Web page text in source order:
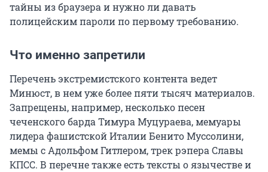
тайны из браузера и нужно ли давать
полицейским пароли по первому требованию.
Что именно запретили
Перечень экстремистского контента ведет
Минюст, в нем уже более пяти тысяч материалов.
Запрещены, например, несколько песен
чеченского барда Тимура Муцураева, мемуары
лидера фашистской Италии Бенито Муссолини,
мемы с Адольфом Гитлером, трек рэпера Славы
КПСС. В перечне также есть тексты о язычестве и